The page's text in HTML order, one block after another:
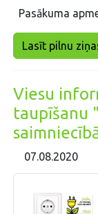
Pasākuma
Lasīt pilnu
Viesu
taupīšanu
07.08.2020